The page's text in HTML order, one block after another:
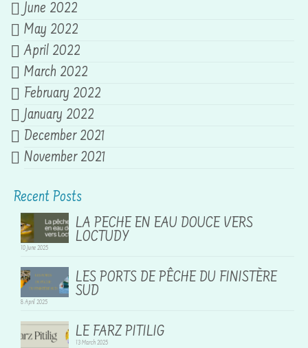
June 2022
May 2022
April 2022
March 2022
February 2022
January 2022
December 2021
November 2021
Recent Posts
LA PECHE EN EAU DOUCE VERS
LOCTUDY
10 June 2025
LES PORTS DE PÊCHE DU FINISTÈRE
SUD
8 April 2025
LE FARZ PITILIG
13 March 2025